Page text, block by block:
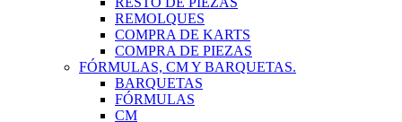
REMOLQUES
COMPRA DE KARTS
COMPRA DE PIEZAS
FÓRMULAS, CM Y BARQUETAS.
BARQUETAS
FÓRMULAS
CM